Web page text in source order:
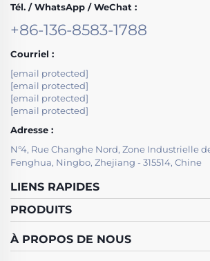
Tél. / WhatsApp / WeChat :
+86-136-8583-1788
Courriel :
[email protected]
[email protected]
[email protected]
[email protected]
Adresse :
N°4, Rue Changhe Nord, Zone Industrielle
Fenghua, Ningbo, Zhejiang - 315514, Chine
LIENS RAPIDES
PRODUITS
À PROPOS DE NOUS